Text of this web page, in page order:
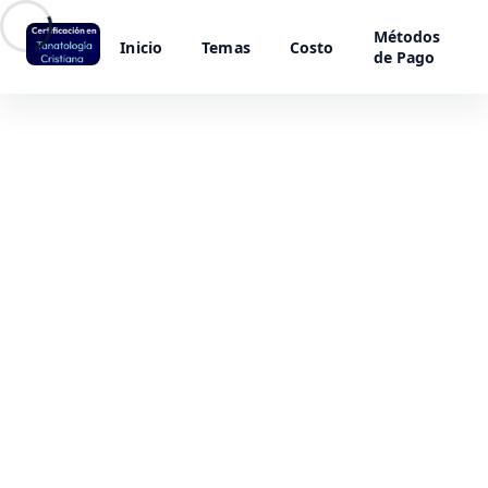
Inicio Temas Costo
Métodos
de Pago